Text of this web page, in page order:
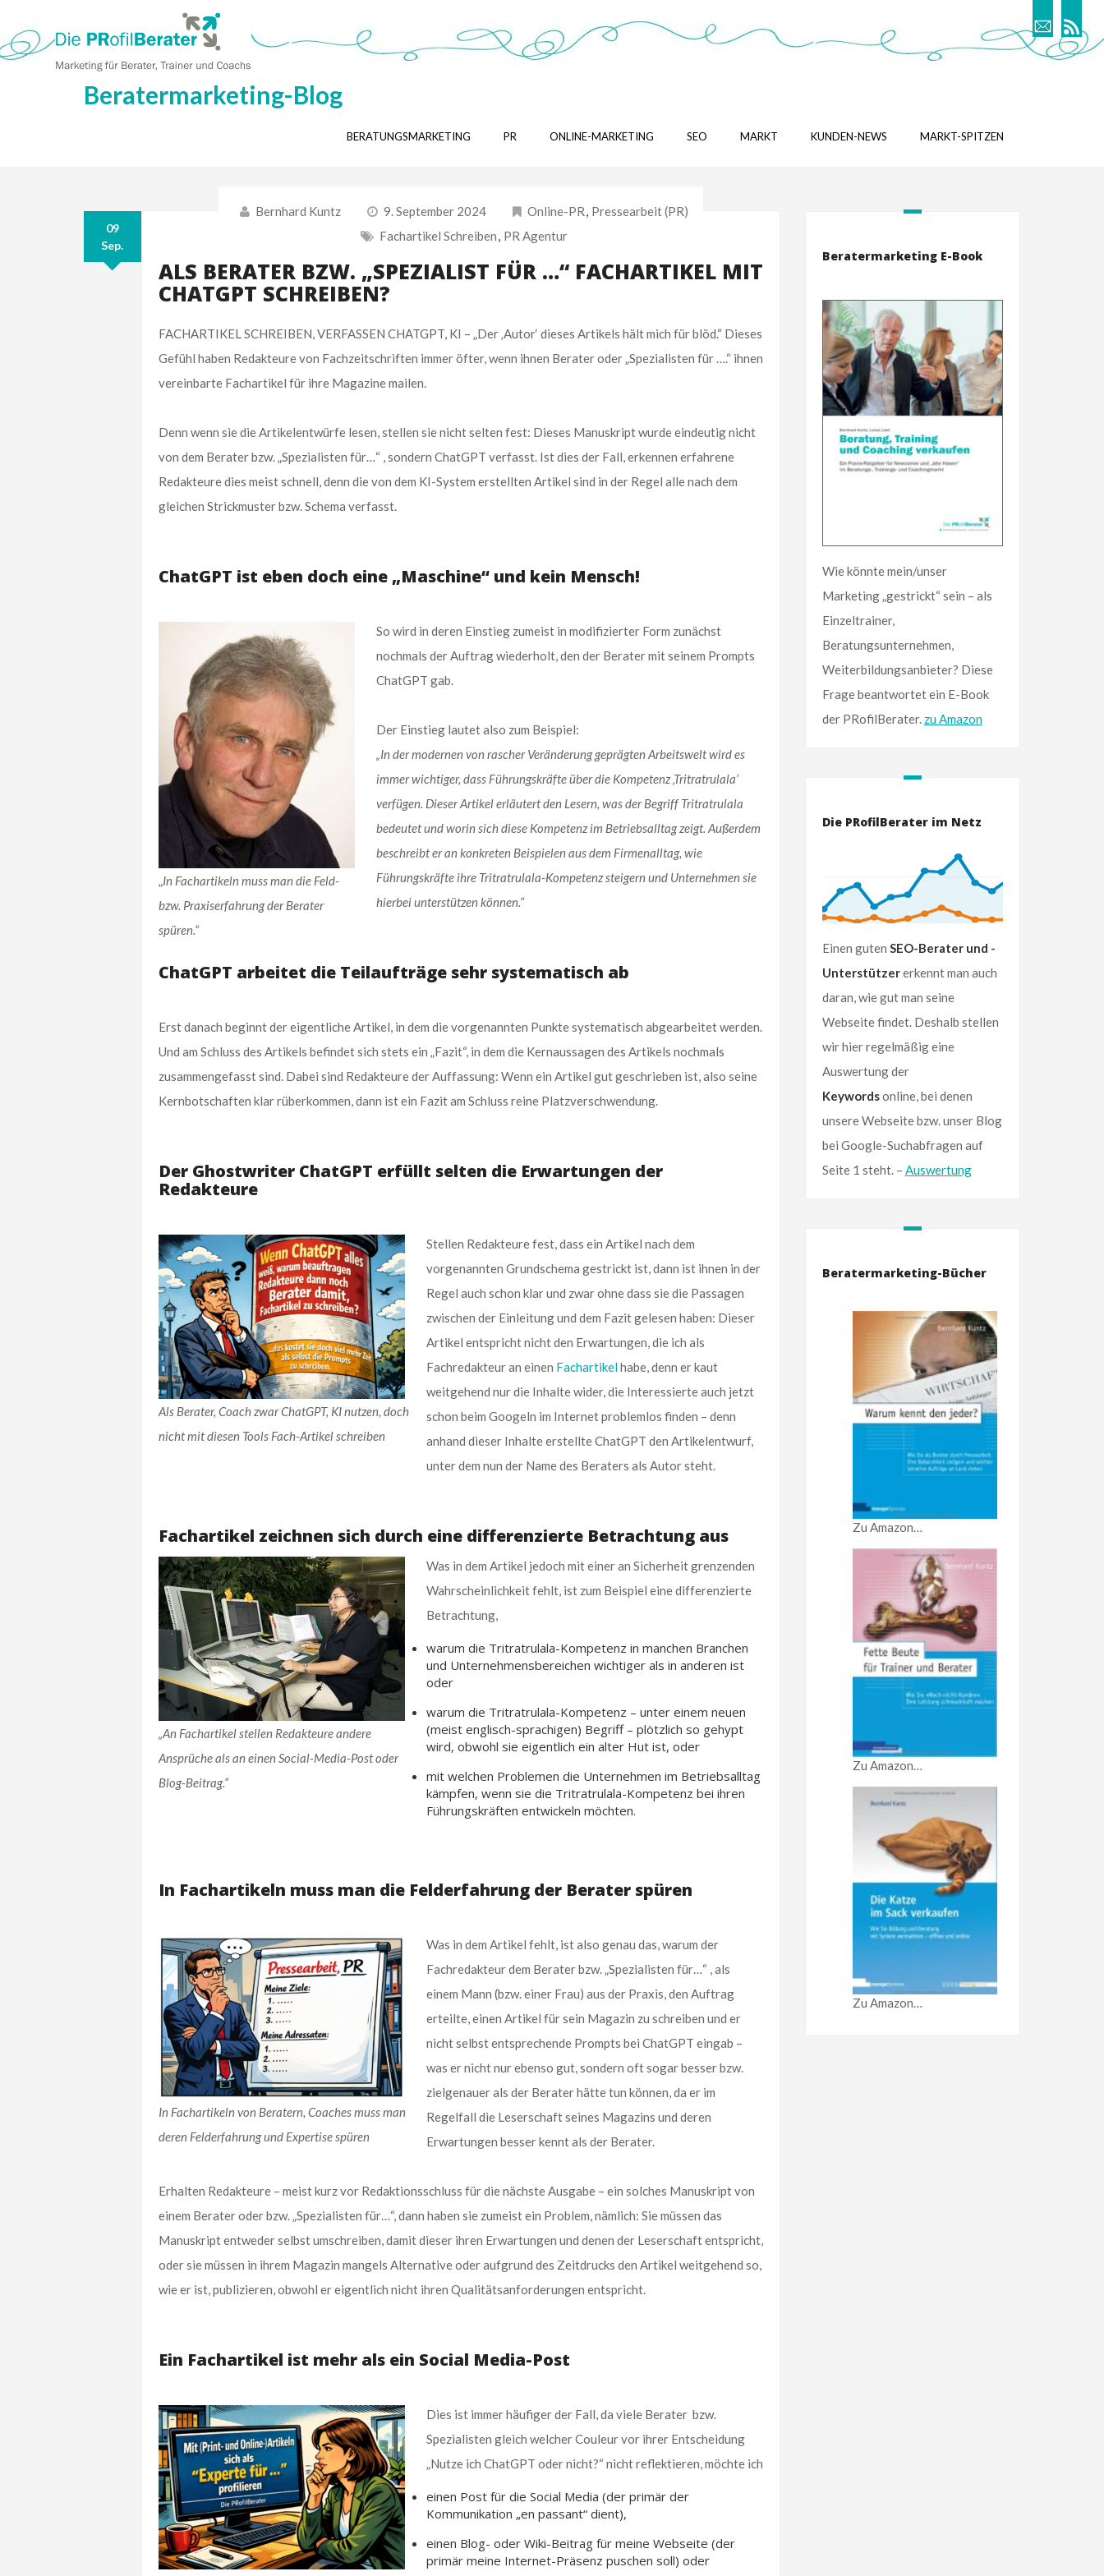
Beratermarketing-Blog
BERATUNGSMARKETING PR ONLINE-MARKETING SEO MARKT KUNDEN-NEWS MARKT-SPITZEN
09
Sep.
Bernhard Kuntz 9. September 2024 Online-PR, Pressearbeit (PR)
Fachartikel Schreiben, PR Agentur
ALS BERATER BZW. „SPEZIALIST FÜR …“ FACHARTIKEL MIT
CHATGPT SCHREIBEN?
FACHARTIKEL SCHREIBEN, VERFASSEN CHATGPT, KI – „Der ‚Autor‘ dieses Artikels hält mich für blöd.“ Dieses
Gefühl haben Redakteure von Fachzeitschriften immer öfter, wenn ihnen Berater oder „Spezialisten für ….“ ihnen
vereinbarte Fachartikel für ihre Magazine mailen.
Denn wenn sie die Artikelentwürfe lesen, stellen sie nicht selten fest: Dieses Manuskript wurde eindeutig nicht
von dem Berater bzw. „Spezialisten für…“ , sondern ChatGPT verfasst. Ist dies der Fall, erkennen erfahrene
Redakteure dies meist schnell, denn die von dem KI-System erstellten Artikel sind in der Regel alle nach dem
gleichen Strickmuster bzw. Schema verfasst.
ChatGPT ist eben doch eine „Maschine“ und kein Mensch!
„In Fachartikeln muss man die Feld-
bzw. Praxiserfahrung der Berater
spüren.“
So wird in deren Einstieg zumeist in modifizierter Form zunächst
nochmals der Auftrag wiederholt, den der Berater mit seinem Prompts
ChatGPT gab.
Der Einstieg lautet also zum Beispiel:
„In der modernen von rascher Veränderung geprägten Arbeitswelt wird es
immer wichtiger, dass Führungskräfte über die Kompetenz ‚Tritratrulala‘
verfügen. Dieser Artikel erläutert den Lesern, was der Begriff Tritratrulala
bedeutet und worin sich diese Kompetenz im Betriebsalltag zeigt. Außerdem
beschreibt er an konkreten Beispielen aus dem Firmenalltag, wie
Führungskräfte ihre Tritratrulala-Kompetenz steigern und Unternehmen sie
hierbei unterstützen können.“
ChatGPT arbeitet die Teilaufträge sehr systematisch ab
Erst danach beginnt der eigentliche Artikel, in dem die vorgenannten Punkte systematisch abgearbeitet werden.
Und am Schluss des Artikels befindet sich stets ein „Fazit“, in dem die Kernaussagen des Artikels nochmals
zusammengefasst sind. Dabei sind Redakteure der Auffassung: Wenn ein Artikel gut geschrieben ist, also seine
Kernbotschaften klar rüberkommen, dann ist ein Fazit am Schluss reine Platzverschwendung.
Der Ghostwriter ChatGPT erfüllt selten die Erwartungen der
Redakteure
Als Berater, Coach zwar ChatGPT, KI nutzen, doch
nicht mit diesen Tools Fach-Artikel schreiben
Stellen Redakteure fest, dass ein Artikel nach dem
vorgenannten Grundschema gestrickt ist, dann ist ihnen in der
Regel auch schon klar und zwar ohne dass sie die Passagen
zwischen der Einleitung und dem Fazit gelesen haben: Dieser
Artikel entspricht nicht den Erwartungen, die ich als
Fachredakteur an einen Fachartikelhabe, denn er kaut
weitgehend nur die Inhalte wider, die Interessierte auch jetzt
schon beim Googeln im Internet problemlos finden – denn
anhand dieser Inhalte erstellte ChatGPT den Artikelentwurf,
unter dem nun der Name des Beraters als Autor steht.
Fachartikel zeichnen sich durch eine differenzierte Betrachtung aus
„An Fachartikel stellen Redakteure andere
Ansprüche als an einen Social-Media-Post oder
Blog-Beitrag.“
Was in dem Artikel jedoch mit einer an Sicherheit grenzenden
Wahrscheinlichkeit fehlt, ist zum Beispiel eine differenzierte
Betrachtung,
warum die Tritratrulala-Kompetenz in manchen Branchen
und Unternehmensbereichen wichtiger als in anderen ist
oder
warum die Tritratrulala-Kompetenz – unter einem neuen
(meist englisch-sprachigen) Begriff – plötzlich so gehypt
wird, obwohl sie eigentlich ein alter Hut ist, oder
mit welchen Problemen die Unternehmen im Betriebsalltag
kämpfen, wenn sie die Tritratrulala-Kompetenz bei ihren
Führungskräften entwickeln möchten.
In Fachartikeln muss man die Felderfahrung der Berater spüren
In Fachartikeln von Beratern, Coaches muss man
deren Felderfahrung und Expertise spüren
Was in dem Artikel fehlt, ist also genau das, warum der
Fachredakteur dem Berater bzw. „Spezialisten für…“ , als
einem Mann (bzw. einer Frau) aus der Praxis, den Auftrag
erteilte, einen Artikel für sein Magazin zu schreiben und er
nicht selbst entsprechende Prompts bei ChatGPT eingab –
was er nicht nur ebenso gut, sondern oft sogar besser bzw.
zielgenauer als der Berater hätte tun können, da er im
Regelfall die Leserschaft seines Magazins und deren
Erwartungen besser kennt als der Berater.
Erhalten Redakteure – meist kurz vor Redaktionsschluss für die nächste Ausgabe – ein solches Manuskript von
einem Berater oder bzw. „Spezialisten für…“, dann haben sie zumeist ein Problem, nämlich: Sie müssen das
Manuskript entweder selbst umschreiben, damit dieser ihren Erwartungen und denen der Leserschaft entspricht,
oder sie müssen in ihrem Magazin mangels Alternative oder aufgrund des Zeitdrucks den Artikel weitgehend so,
wie er ist, publizieren, obwohl er eigentlich nicht ihren Qualitätsanforderungen entspricht.
Ein Fachartikel ist mehr als ein Social Media-Post
Dies ist immer häufiger der Fall, da viele Berater bzw.
Spezialisten gleich welcher Couleur vor ihrer Entscheidung
„Nutze ich ChatGPT oder nicht?“ nicht reflektieren, möchte ich
einen Post für die Social Media (der primär der
Kommunikation „en passant“ dient),
einen Blog- oder Wiki-Beitrag für meine Webseite (der
primär meine Internet-Präsenz puschen soll) oder
Beratermarketing E-Book
Wie könnte mein/unser
Marketing „gestrickt“ sein – als
Einzeltrainer,
Beratungsunternehmen,
Weiterbildungsanbieter? Diese
Frage beantwortet ein E-Book
der PRofilBerater. zu Amazon
Die PRofilBerater im Netz
Einen guten SEO-Berater und -
Unterstützererkennt man auch
daran, wie gut man seine
Webseite findet. Deshalb stellen
wir hier regelmäßig eine
Auswertung der
Keywordsonline, bei denen
unsere Webseite bzw. unser Blog
bei Google-Suchabfragen auf
Seite 1 steht. – Auswertung
Beratermarketing-Bücher
Zu Amazon…
Zu Amazon…
Zu Amazon…